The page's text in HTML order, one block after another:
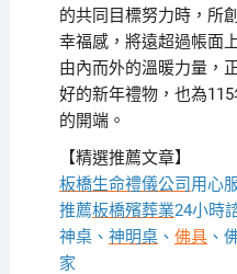
的共同目標努力時，所
幸福感，將遠超過帳面
由內而外的溫暖力量，
好的新年禮物，也為
的開端。
【精選推薦文章】
板橋生命禮儀公司用心
推薦板橋殯葬業24小時
神桌、 神明桌、 佛具、
家